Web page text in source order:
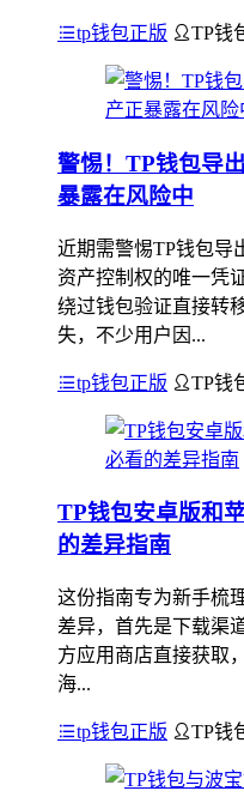
tp钱包正版 TP钱
警惕！TP钱包导
暴露在风险中
近期需警惕TP钱包导
资产控制权的唯一凭
绕过钱包验证直接转
失，不少用户因...
tp钱包正版 TP钱
TP钱包安卓版和
的差异指南
这份指南专为新手梳
差异，首先是下载渠
方应用商店直接获取
海...
tp钱包正版 TP钱